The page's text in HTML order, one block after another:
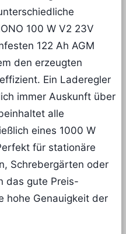
100 W V2 23V
122 Ah AGM
den erzeugten
Ein Laderegler
immer Auskunft über
alle
eines 1000 W
für stationäre
Schrebergärten oder
das gute Preis-
hohe Genauigkeit der